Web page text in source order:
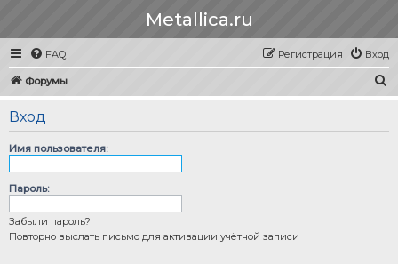
Metallica.ru
FAQ Вход
Регистрация
Форумы
Вход
Имя пользователя:
Пароль:
Забыли пароль?
Повторно выслать письмо для активации учётной записи